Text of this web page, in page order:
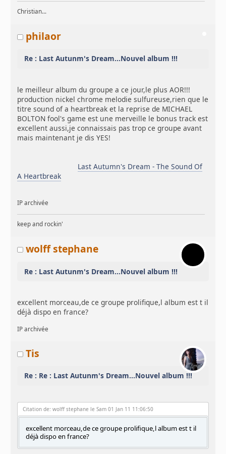
Christian...
philaor
Re : Last Autunm's Dream...Nouvel album !!!
le meilleur album du groupe a ce jour,le plus AOR!!!
production nickel chrome melodie sulfureuse,rien que le
titre sound of a heartbreak et la reprise de MICHAEL
BOLTON fool's game est une merveille le bonus track est
excellent aussi,je connaissais pas trop ce groupe avant
mais maintenant je dis YES!
Last Autumn's Dream - The Sound Of
A Heartbreak
IP archivée
keep and rockin'
wolff stephane
Re : Last Autunm's Dream...Nouvel album !!!
excellent morceau,de ce groupe prolifique,l album est t il
déjà dispo en france?
IP archivée
Tis
Re : Re : Last Autunm's Dream...Nouvel album !!!
Citation de: wolff stephane le Sam 01 Jan 11 11:06:50
excellent morceau,de ce groupe prolifique,l album est t il
déjà dispo en france?